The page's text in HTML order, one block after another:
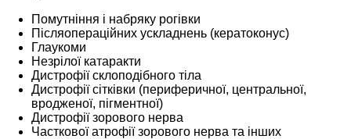
Помутніння і набряку рогівки
Післяопераційних ускладнень (кератоконус)
Глаукоми
Незрілої катаракти
Дистрофії склоподібного тіла
Дистрофії сітківки (периферичної, центральної,
вродженої, пігментної)
Дистрофії зорового нерва
Часткової атрофії зорового нерва та інших